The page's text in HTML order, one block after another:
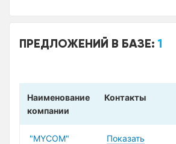
ПРЕДЛОЖЕНИЙ В БАЗЕ:1
Наименование
компании
Контакты
"MYCOM"
Показать